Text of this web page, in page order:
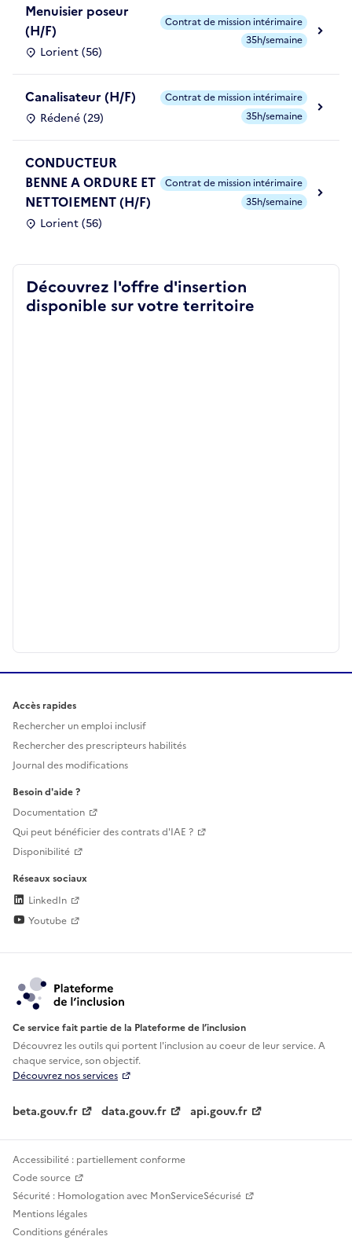
Menuisier poseur
(H/F)
Lorient (56)
Contrat de mission intérimaire
35h/semaine
Canalisateur (H/F)
Rédené (29)
Contrat de mission intérimaire
35h/semaine
CONDUCTEUR
BENNE A ORDURE ET
NETTOIEMENT (H/F)
Lorient (56)
Contrat de mission intérimaire
35h/semaine
Découvrez l'offre d'insertion
disponible sur votre territoire
Accès rapides
Rechercher un emploi inclusif
Rechercher des prescripteurs habilités
Journal des modifications
Besoin d'aide ?
Documentation
Qui peut bénéficier des contrats d'IAE ?
Disponibilité
Réseaux sociaux
LinkedIn
Youtube
Ce service fait partie de la Plateforme de l’inclusion
Découvrez les outils qui portent l'inclusion aucoeur de leur service. A
chaque service, son objectif.
Découvrez nos services
beta.gouv.fr data.gouv.fr api.gouv.fr
Accessibilité : partiellement conforme
Code source
Sécurité : Homologation avec MonServiceSécurisé
Mentions légales
Conditions générales